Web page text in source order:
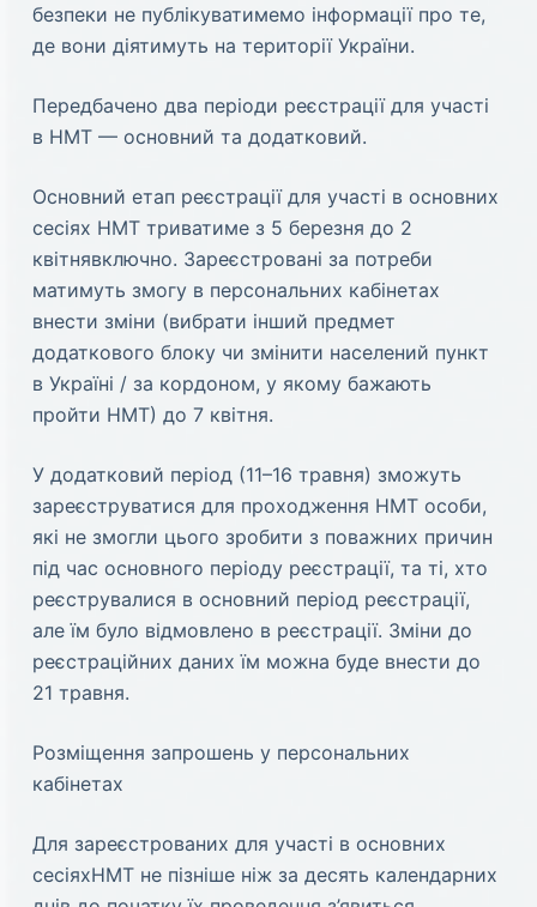
безпеки не публікуватимемо інформації про те,
де вони діятимуть на території України.
Передбачено два періоди реєстрації для участі
в НМТ — основний та додатковий.
Основний етап реєстрації для участі в основних
сесіях НМТ триватиме з 5 березня до 2
квітнявключно. Зареєстровані за потреби
матимуть змогу в персональних кабінетах
внести зміни (вибрати інший предмет
додаткового блоку чи змінити населений пункт
в Україні / за кордоном, у якому бажають
пройти НМТ) до 7 квітня.
У додатковий період (11–16 травня) зможуть
зареєструватися для проходження НМТ особи,
які не змогли цього зробити з поважних причин
під час основного періоду реєстрації, та ті, хто
реєструвалися в основний період реєстрації,
але їм було відмовлено в реєстрації. Зміни до
реєстраційних даних їм можна буде внести до
21 травня.
Розміщення запрошень у персональних
кабінетах
Для зареєстрованих для участі в основних
сесіяхНМТ не пізніше ніж за десять календарних